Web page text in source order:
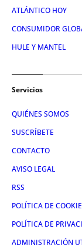
ATLÁNTICO HOY
CONSUMIDOR
HULE Y MANTEL
Servicios
QUIÉNES SOMOS
SUSCRÍBETE
CONTACTO
AVISO LEGAL
RSS
POLÍTICA DE
POLÍTICA DE
ADMINISTRACIÓN